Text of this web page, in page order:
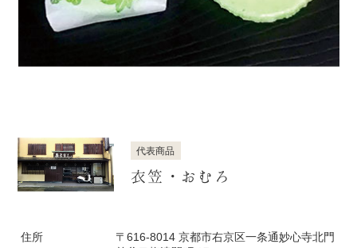
代表商品
衣笠・おむろ
住所
〒616-8014 京都市右京区一条通妙心寺北門